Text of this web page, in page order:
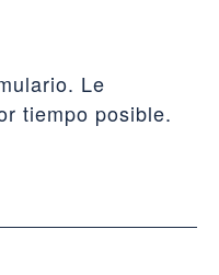
Le
tiempo posible.